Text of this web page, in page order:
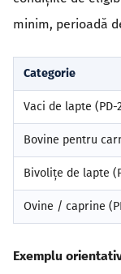
minim, perioadă
Categorie
Vaci de lapte (PD-
Bovine pentru
Bivolițe de lapte
Ovine / caprine
Exemplu